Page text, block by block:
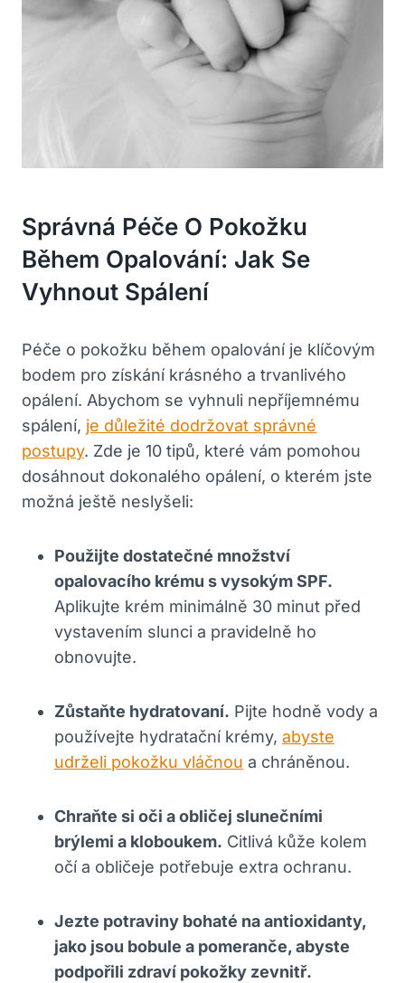
Správná Péče O Pokožku
Během Opalování: Jak Se
Vyhnout Spálení
Péče o pokožku během opalování je klíčovým
bodem pro získání krásného a trvanlivého
opálení. Abychom se vyhnuli nepříjemnému
spálení, je důležité dodržovat správné
postupy. Zde je 10 tipů, které vám pomohou
dosáhnout dokonalého opálení, o kterém jste
možná ještě neslyšeli:
Použijte dostatečné množství
opalovacího krému s vysokým SPF.
Aplikujte krém minimálně 30 minut před
vystavením slunci a pravidelně ho
obnovujte.
Zůstaňte hydratovaní. Pijte hodně vody a
používejte hydratační krémy, abyste
udrželi pokožku vláčnou a chráněnou.
Chraňte si oči a obličej slunečními
brýlemi a kloboukem. Citlivá kůže kolem
očí a obličeje potřebuje extra ochranu.
Jezte potraviny bohaté na antioxidanty,
jako jsou bobule a pomeranče, abyste
podpořili zdraví pokožky zevnitř.